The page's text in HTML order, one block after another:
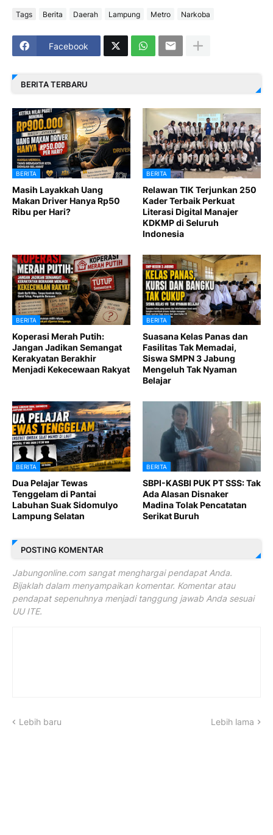
Tags Berita Daerah Lampung Metro Narkoba
Facebook
BERITA TERBARU
BERITA
Masih Layakkah Uang
Makan Driver Hanya Rp50
Ribu per Hari?
BERITA
Relawan TIK Terjunkan 250
Kader Terbaik Perkuat
Literasi Digital Manajer
KDKMP di Seluruh
Indonesia
BERITA
Koperasi Merah Putih:
Jangan Jadikan Semangat
Kerakyatan Berakhir
Menjadi Kekecewaan Rakyat
BERITA
Suasana Kelas Panas dan
Fasilitas Tak Memadai,
Siswa SMPN 3 Jabung
Mengeluh Tak Nyaman
Belajar
BERITA
Dua Pelajar Tewas
Tenggelam di Pantai
Labuhan Suak Sidomulyo
Lampung Selatan
BERITA
SBPI-KASBI PUK PT SSS: Tak
Ada Alasan Disnaker
Madina Tolak Pencatatan
Serikat Buruh
POSTING KOMENTAR
Jabungonline.com sangat menghargai pendapat Anda.
Bijaklah dalam menyampaikan komentar. Komentar atau
pendapat sepenuhnya menjadi tanggung jawab Anda sesuai
UU ITE.
Lebih baru Lebih lama